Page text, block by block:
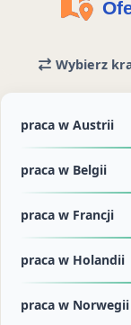
o
u
Wybierz
praca w Austrii
praca w Belgii
praca w Francji
praca w Holandii
praca w Norwegii